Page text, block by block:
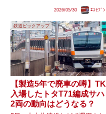
3200形のワンマン対応車が導入
済)ですが、同形式は側面カメラ
を用いたワンマン運転にな...
2026/05/30 ｴｽｾﾌﾞﾝ
鉄道ピックアップ
【製造5年で廃車の噂】TK
入場したトタT71編成サハ
2両の動向はどうなる？